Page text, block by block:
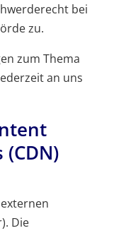
bei
zu.
zum Thema
an uns
Die